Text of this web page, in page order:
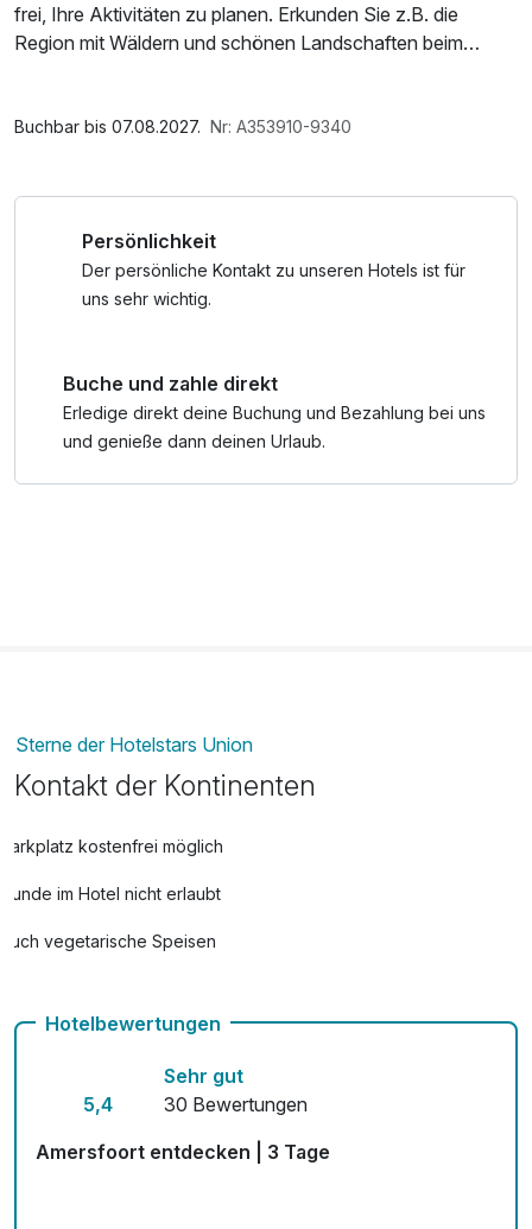
frei, Ihre Aktivitäten zu planen. Erkunden Sie z.B. die
Region mit Wäldern und schönen Landschaften beim
Buchbar bis 07.08.2027. Nr: A353910-9340
Persönlichkeit
Der persönliche Kontakt zu unseren Hotels ist für
uns sehr wichtig.
Buche und zahle direkt
Erledige direkt deine Buchung und Bezahlung bei uns
und genieße dann deinen Urlaub.
Sterne der Hotelstars Union
Kontakt der Kontinenten
Parkplatz kostenfrei möglich
Hunde im Hotel nicht erlaubt
Auch vegetarische Speisen
Kostenloses W-LAN
Hotelbewertungen
5,4
Sehr gut
30 Bewertungen
Amersfoort entdecken | 3 Tage